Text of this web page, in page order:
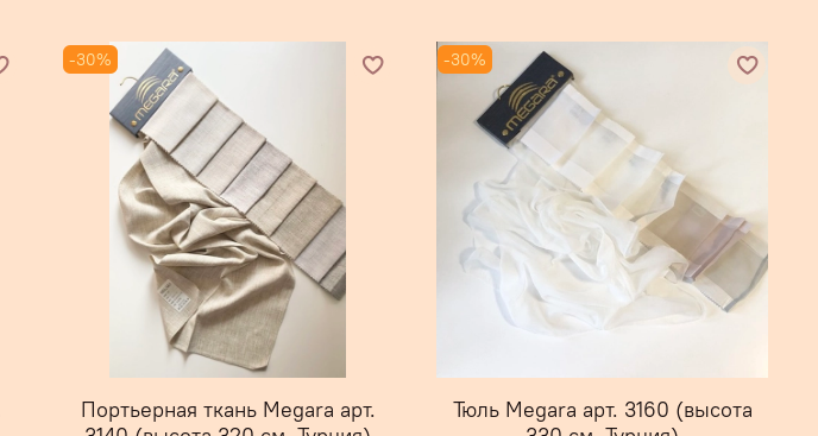
-30%
Портьерная ткань Megara арт.
-30%
Тюль Megara арт. 3160 (высота